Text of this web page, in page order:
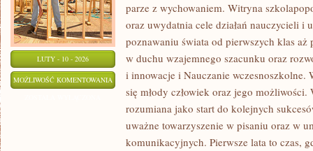
LUTY - 10 - 2026
MOŻLIWOŚĆ KOMENTOWANIA REFORMA
EDUKACJI
parze z wychowaniem. Witryna
oraz uwydatnia cele działań nauczycieli i
poznawaniu świata od pierwszych klas
w duchu wzajemnego szacunku oraz
i innowacje i Nauczanie
się młody człowiek oraz jego możliwości.
rozumiana jako start do kolejnych
uważne towarzyszenie w pisaniu oraz w
komunikacyjnych. Pierwsze lata to czas,